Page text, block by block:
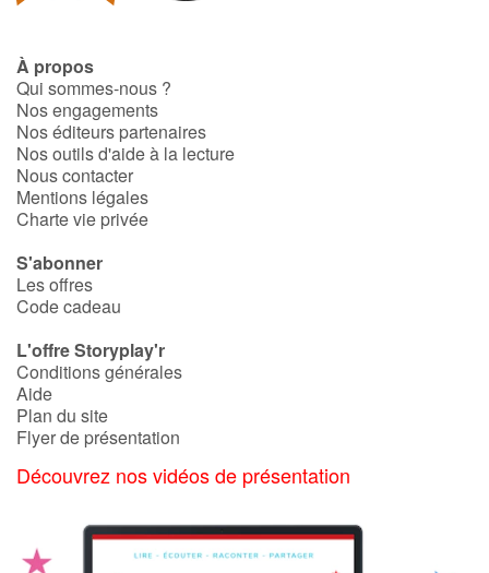
À propos
Qui sommes-nous ?
Nos engagements
Nos éditeurs partenaires
Nos outils d'aide à la lecture
Nous contacter
Mentions légales
Charte vie privée
S'abonner
Les offres
Code cadeau
L'offre Storyplay'r
Conditions générales
Aide
Plan du site
Flyer de présentation
Découvrez nos vidéos de présentation